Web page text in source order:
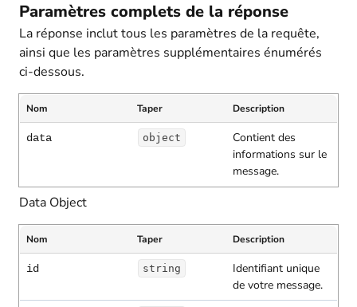
Paramètres complets de la réponse
La réponse inclut tous les paramètres de la requête,
ainsi que les paramètres supplémentaires énumérés
ci-dessous.
Nom Taper Description
data object
Contient des
informations sur le
message.
Data Object
Nom Taper Description
id string
Identifiant unique
de votre message.